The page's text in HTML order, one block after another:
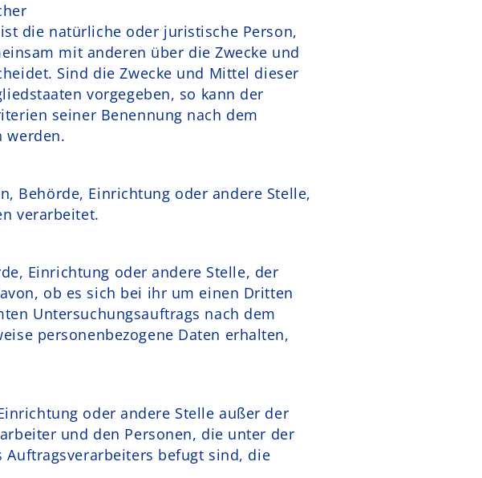
die natürliche oder juristische Person,
mit anderen über die Zwecke und
Sind die Zwecke und Mittel dieser
vorgegeben, so kann der
seiner Benennung nach dem
werden.
Behörde, Einrichtung oder andere Stelle,
verarbeitet.
Einrichtung oder andere Stelle, der
ob es sich bei ihr um einen Dritten
Untersuchungsauftrags nach dem
personenbezogene Daten erhalten,
oder andere Stelle außer der
und den Personen, die unter der
befugt sind, die